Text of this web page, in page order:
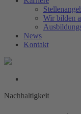
Wir bilden
News
Kontakt
Nachhaltigkeit